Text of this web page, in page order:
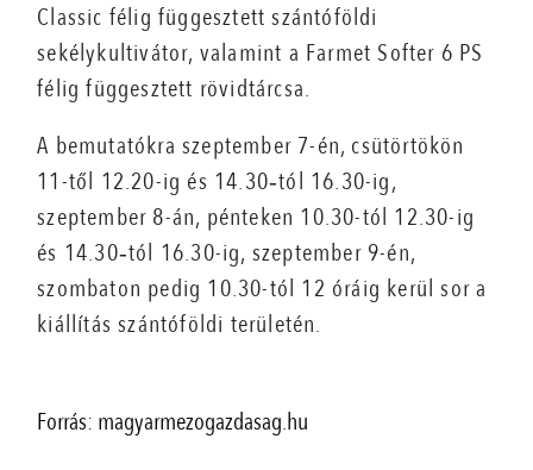
Classic félig függesztett szántóföldi
sekélykultivátor, valamint a Farmet Softer 6 PS
félig függesztett rövidtárcsa.
A bemutatókra szeptember 7-én, csütörtökön
11-től 12.20-ig és 14.30‐tól 16.30-ig,
szeptember 8-án, pénteken 10.30-tól 12.30-ig
és 14.30‐tól 16.30-ig, szeptember 9-én,
szombaton pedig 10.30-tól 12 óráig kerül sor a
kiállítás szántóföldi területén.
Forrás: magyarmezogazdasag.hu